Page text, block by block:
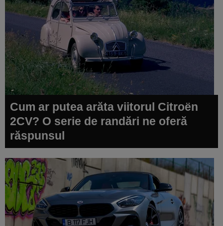
Cum ar putea arăta viitorul Citroën
2CV? O serie de randări ne oferă
răspunsul